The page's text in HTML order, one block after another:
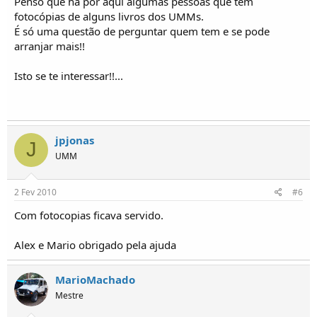
fotocópias de alguns livros dos UMMs.
É só uma questão de perguntar quem tem e se pode
arranjar mais!!
Isto se te interessar!!...
J jpjonas
UMM
2 Fev 2010 #6
Com fotocopias ficava servido.
Alex e Mario obrigado pela ajuda
MarioMachado
Mestre